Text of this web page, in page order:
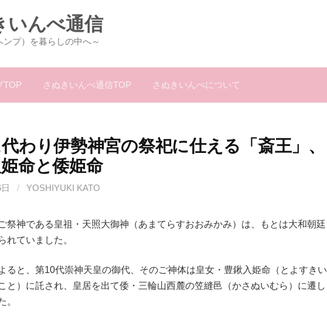
いんべ通信
ンプ）を暮らしの中へ～
TOP さぬきいんべ通信TOP さぬきいんべについて
わり伊勢神宮の祭祀に仕える「斎王」、
命と倭姫命
/ YOSHIYUKI KATO
祭神である皇祖・天照大御神（あまてらすおおみかみ）は、もとは大和朝廷
れていました。
ると、第10代崇神天皇の御代、そのご神体は皇女・豊鍬入姫命（とよすきい
と）に託され、皇居を出て倭・三輪山西麓の笠縫邑（かさぬいむら）に遷し
。